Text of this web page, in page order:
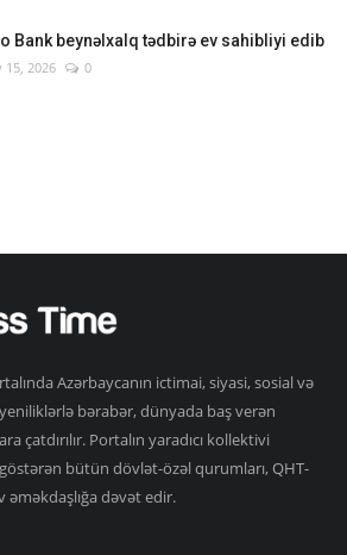
Bank beynəlxalq tədbirə ev sahibliyi edib
15, 2026 0
Azərbaycanın ictimai, siyasi, sosial və
bərabər, dünyada baş verən
çatdırılır. Portalın yaradıcı kollektivi
bütün dövlət-özəl qurumları, QHT-
dəvət edir.